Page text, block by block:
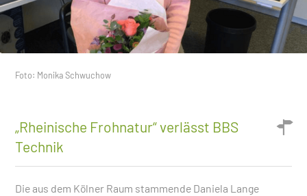
Foto: Monika Schwuchow
„Rheinische Frohnatur“ verlässt BBS
Technik
Die aus dem Kölner Raum stammende Daniela Lange